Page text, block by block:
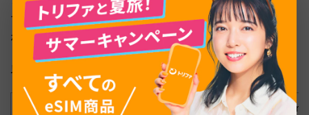
できますが、操作メニューや表示が異なるため注意しなけ
ればなりません。
以下に、主要な手順を表にまとめました。
項目 iPhoneの手順